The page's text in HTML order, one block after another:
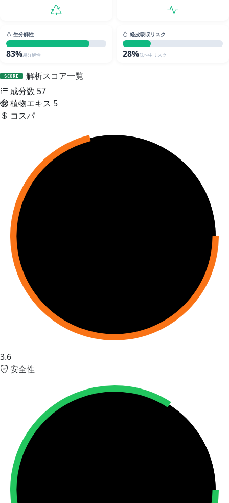
生分解性
83%易分解性
経皮吸収リスク
28%低〜中リスク
SCORE
解析スコア一覧
成分数 57
植物エキス 5
コスパ
3.6
安全性